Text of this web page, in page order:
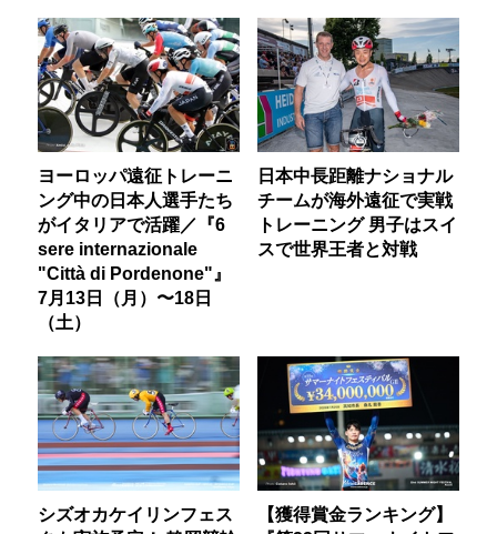
ヨーロッパ遠征トレーニ
ング中の日本人選手たち
がイタリアで活躍／『6
sere internazionale
"Città di Pordenone"』
7月13日（月）〜18日
（土）
日本中長距離ナショナル
チームが海外遠征で実戦
トレーニング 男子はスイ
スで世界王者と対戦
シズオカケイリンフェス
【獲得賞金ランキング】